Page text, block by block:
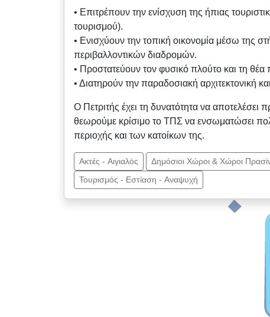
• Επιτρέπουν την ενίσχυση της ήπιας
τουρισμού).
• Ενισχύουν την τοπική οικονομία μέσω της
περιβαλλοντικών διαδρομών.
• Προστατεύουν τον φυσικό πλούτο και τη
• Διατηρούν την παραδοσιακή αρχιτεκτονική
Ο Πετριτής έχει τη δυνατότητα να
θεωρούμε κρίσιμο το ΤΠΣ να ενσωματώσει
περιοχής και των κατοίκων της.
Ακτές - Αιγιαλός
Δημόσιοι Χώροι & Χώροι
Τουρισμός - Εστίαση - Αναψυχή